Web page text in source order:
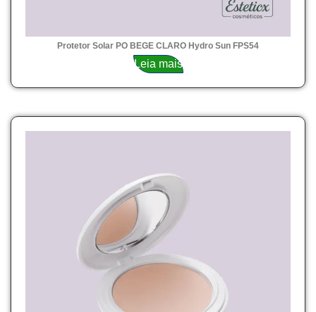
Protetor Solar PO BEGE CLARO Hydro Sun FPS54
Leia mais